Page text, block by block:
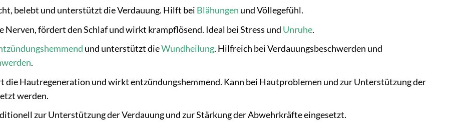
belebt und unterstützt die Verdauung. Hilft bei Blähungen und Völlegefühl.
Nerven, fördert den Schlaf und wirkt krampflösend. Ideal bei Stress und Unruhe.
und unterstützt dieWundheilung. Hilfreich bei Verdauungsbeschwerden und
.
die Hautregeneration und wirkt entzündungshemmend. Kann bei Hautproblemen und zur Unterstützung der
werden.
zur Unterstützung der Verdauung und zur Stärkung der Abwehrkräfte eingesetzt.